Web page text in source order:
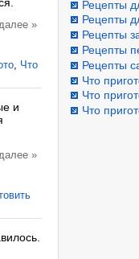
»
, Что
и
»
Рецепты
Рецепты
Рецепты
Рецепты
Рецепты
Что
Что
Что